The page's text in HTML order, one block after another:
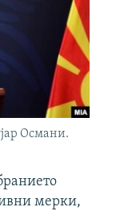
Османи.
мерки,